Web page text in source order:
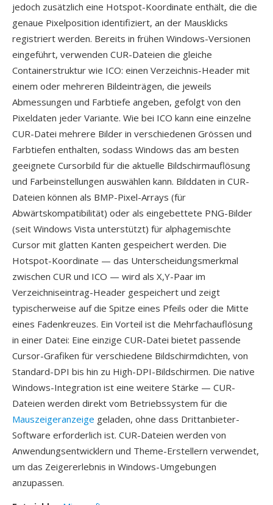
jedoch zusätzlich eine Hotspot-Koordinate enthält, die die
genaue Pixelposition identifiziert, an der Mausklicks
registriert werden. Bereits in frühen Windows-Versionen
eingeführt, verwenden CUR-Dateien die gleiche
Containerstruktur wie ICO: einen Verzeichnis-Header mit
einem oder mehreren Bildeinträgen, die jeweils
Abmessungen und Farbtiefe angeben, gefolgt von den
Pixeldaten jeder Variante. Wie bei ICO kann eine einzelne
CUR-Datei mehrere Bilder in verschiedenen Grössen und
Farbtiefen enthalten, sodass Windows das am besten
geeignete Cursorbild für die aktuelle Bildschirmauflösung
und Farbeinstellungen auswählen kann. Bilddaten in CUR-
Dateien können als BMP-Pixel-Arrays (für
Abwärtskompatibilität) oder als eingebettete PNG-Bilder
(seit Windows Vista unterstützt) für alphagemischte
Cursor mit glatten Kanten gespeichert werden. Die
Hotspot-Koordinate — das Unterscheidungsmerkmal
zwischen CUR und ICO — wird als X,Y-Paar im
Verzeichniseintrag-Header gespeichert und zeigt
typischerweise auf die Spitze eines Pfeils oder die Mitte
eines Fadenkreuzes. Ein Vorteil ist die Mehrfachauflösung
in einer Datei: Eine einzige CUR-Datei bietet passende
Cursor-Grafiken für verschiedene Bildschirmdichten, von
Standard-DPI bis hin zu High-DPI-Bildschirmen. Die native
Windows-Integration ist eine weitere Stärke — CUR-
Dateien werden direkt vom Betriebssystem für die
Mauszeigeranzeige geladen, ohne dass Drittanbieter-
Software erforderlich ist. CUR-Dateien werden von
Anwendungsentwicklern und Theme-Erstellern verwendet,
um das Zeigererlebnis in Windows-Umgebungen
anzupassen.